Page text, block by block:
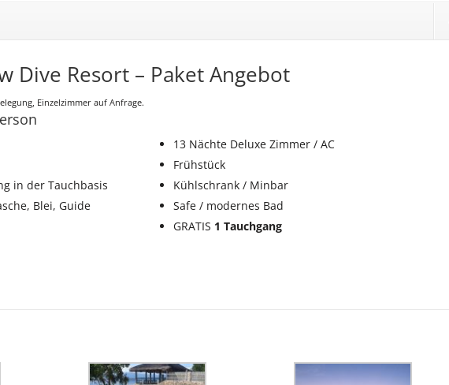
Dive Resort – Paket Angebot
Einzelzimmer auf Anfrage.
in der Tauchbasis
Blei, Guide
13 Nächte Deluxe Zimmer / AC
Frühstück
Kühlschrank / Minbar
Safe / modernes Bad
GRATIS 1 Tauchgang